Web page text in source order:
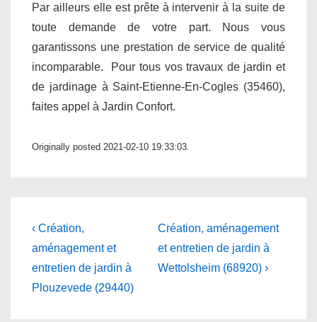
Par ailleurs elle est prête à intervenir à la suite de
toute demande de votre part. Nous vous
garantissons une prestation de service de qualité
incomparable. Pour tous vos travaux de jardin et
de jardinage à Saint-Etienne-En-Cogles (35460),
faites appel à Jardin Confort.
Originally posted 2021-02-10 19:33:03.
Navigation
de
l’article
Previous
Post
is
‹ Création,
aménagement et
entretien de jardin à
Plouzevede (29440)
Next
Post
is
Création, aménagement
et entretien de jardin à
Wettolsheim (68920) ›